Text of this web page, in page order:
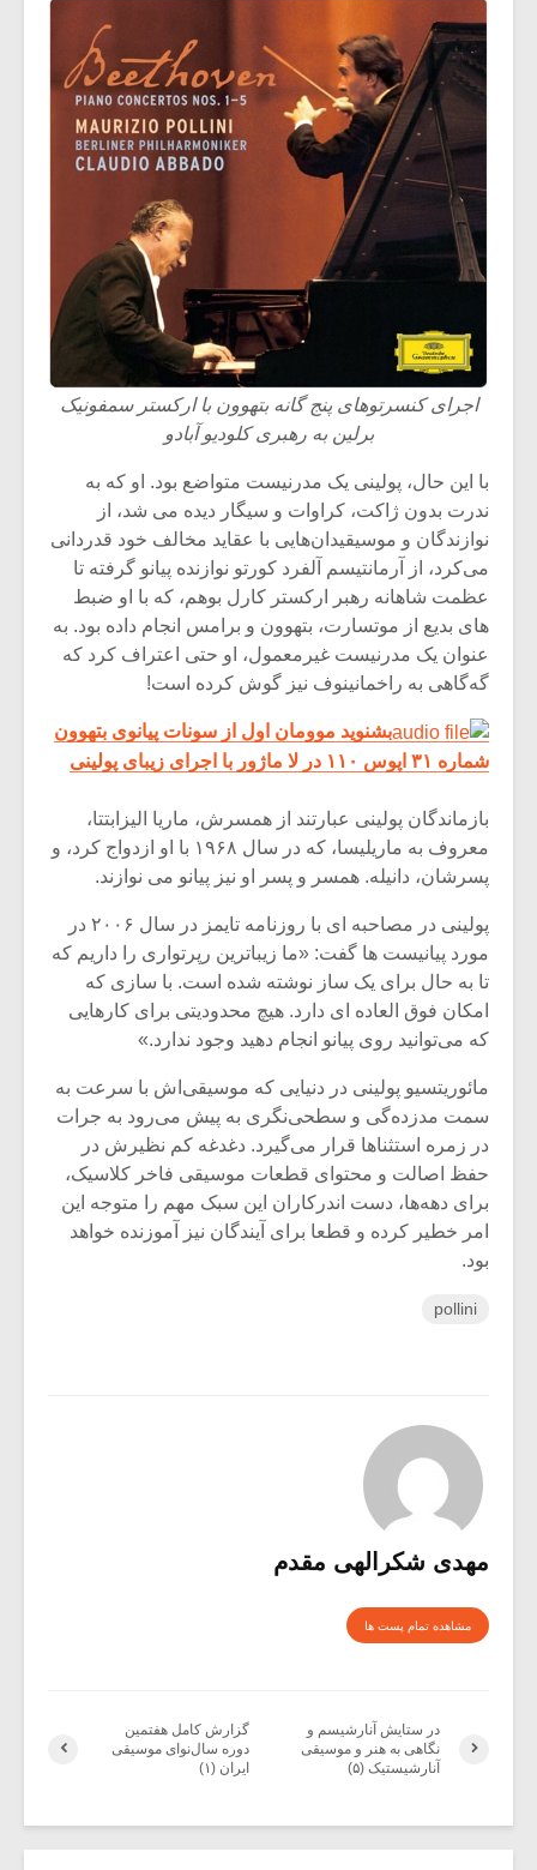
اجرای کنسرتوهای پنج گانه بتهوون با ارکستر سمفونیک
برلین به رهبری کلودیو آبادو
با این حال، پولینی یک مدرنیست متواضع بود. او که به
ندرت بدون ژاکت، کراوات و سیگار دیده می‌ شد، از
نوازندگان و موسیقیدان‌هایی با عقاید مخالف خود قدردانی
می‌کرد، از آرمانتیسم آلفرد کورتو نوازنده پیانو گرفته تا
عظمت شاهانه رهبر ارکستر کارل بوهم، که با او ضبط
های بدیع از موتسارت، بتهوون و برامس انجام داده بود. به
عنوان یک مدرنیست غیرمعمول، او حتی اعتراف کرد که
گه‌گاهی به راخمانینوف نیز گوش کرده است!
بشنوید موومان اول از سونات پیانوی بتهوون
شماره ۳۱ اپوس ۱۱۰ در لا ماژور با اجرای زیبای پولینی
بازماندگان پولینی عبارتند از همسرش، ماریا الیزابتتا،
معروف به ماریلیسا، که در سال ۱۹۶۸ با او ازدواج کرد، و
پسرشان، دانیله. همسر و پسر او نیز پیانو می‌ نوازند.
پولینی در مصاحبه ای با روزنامه تایمز در سال ۲۰۰۶ در
مورد پیانیست ها گفت: «ما زیباترین رپرتواری را داریم که
تا به حال برای یک ساز نوشته شده است. با سازی که
امکان فوق العاده ای دارد. هیچ محدودیتی برای کارهایی
که می‌‌توانید روی پیانو انجام دهید وجود ندارد.»
مائوریتسیو پولینی در دنیایی که موسیقی‌اش با سرعت به
سمت مدزده‌گی و سطحی‌نگری به پیش می‌‌رود به جرات
در زمره استثناها قرار می‌گیرد. دغدغه کم نظیرش در
حفظ اصالت و محتوای قطعات موسیقی فاخر کلاسیک،
برای دهه‌ها، دست اندرکاران این سبک مهم را متوجه این
امر خطیر کرده و قطعا برای آیندگان نیز آموزنده خواهد
بود.
pollini
مهدی شکرالهی مقدم
مشاهده تمام پست ها
گزارش کامل هفتمین
دوره سال‌نوای موسیقی
ایران (۱)
در ستایش آنارشیسم و
نگاهی به هنر و موسیقی‌
آنارشیستیک (۵)
میکلوش روژا
یادداشتی بر موسیقی
متن فیلم «متری
شیش و نیم»
اگر نمی توانی
مشهورترین باشی،
موریس ژار
برگزار
سکانسی